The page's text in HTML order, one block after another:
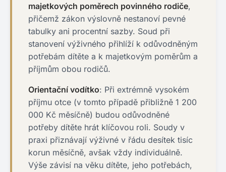
majetkových poměrech povinného rodiče,
přičemž zákon výslovně nestanoví pevné
tabulky ani procentní sazby. Soud při
stanovení výživného přihlíží k odůvodněným
potřebám dítěte a k majetkovým poměrům a
příjmům obou rodičů.
Orientační vodítko: Při extrémně vysokém
příjmu otce (v tomto případě přibližně 1 200
000 Kč měsíčně) budou odůvodněné
potřeby dítěte hrát klíčovou roli. Soudy v
praxi přiznávají výživné v řádu desítek tisíc
korun měsíčně, avšak vždy individuálně.
Výše závisí na věku dítěte, jeho potřebách,